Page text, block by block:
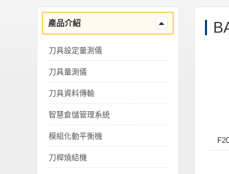
產品介紹
刀具設定量測儀
刀具量測儀
刀具資料傳輸
智慧倉儲管理系統
模組化動平衡機
刀桿燒結機